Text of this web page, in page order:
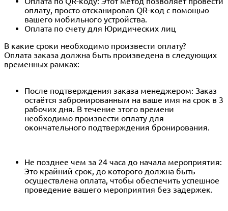
оплату, просто отсканировав QR-код с помощью
вашего мобильного устройства.
Оплата по счету для Юридических лиц
В какие сроки необходимо произвести оплату?
Оплата заказа должна быть произведена в следующих
временных рамках:
После подтверждения заказа менеджером: Заказ
остаётся забронированным на ваше имя на срок в 3
рабочих дня. В течение этого времени
необходимо произвести оплату для
окончательного подтверждения бронирования.
Не позднее чем за 24 часа до начала мероприятия:
Это крайний срок, до которого должна быть
осуществлена оплата, чтобы обеспечить успешное
проведение вашего мероприятия без задержек.